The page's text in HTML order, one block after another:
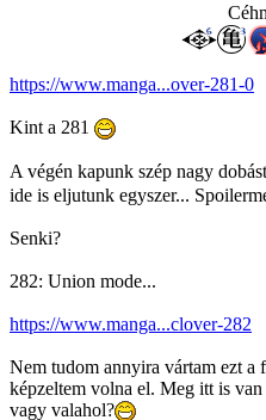
https://www.manga...over-281-0
Kint a 281
A végén kapunk szép nagy dobást
ide is eljutunk egyszer...
Senki?
282: Union mode...
https://www.manga...clover-282
Nem tudom annyira vártam ezt a
képzeltem volna el. Meg itt is
vagy valahol?